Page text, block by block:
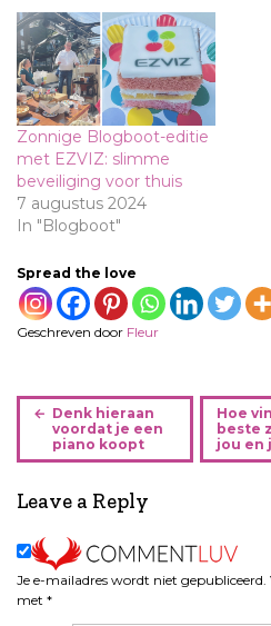
Zonnige Blogboot-editie
met EZVIZ: slimme
beveiliging voor thuis
7 augustus 2024
In "Blogboot"
Spread the love
Geschreven door Fleur
B
r
c
t
n
a
Denk hieraan
voordat je een
piano koopt
Hoe
beste
jou en
Leave a Reply
Je e-mailadres wordt niet gepubliceerd.
met *